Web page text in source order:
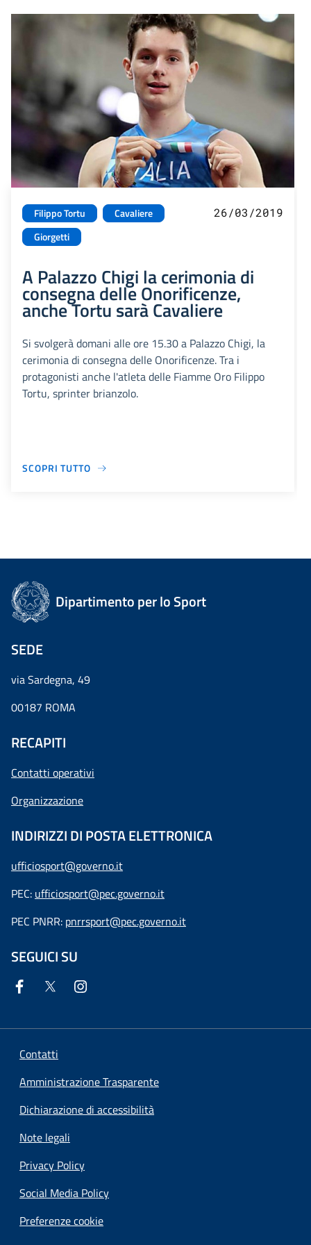
Filippo Tortu
Cavaliere
Giorgetti
26/03/2019
A Palazzo Chigi la cerimonia di
consegna delle Onorificenze,
anche Tortu sarà Cavaliere
Si svolgerà domani alle ore 15.30 a Palazzo Chigi, la
cerimonia di consegna delle Onorificenze. Tra i
protagonisti anche l'atleta delle Fiamme Oro Filippo
Tortu, sprinter brianzolo.
SCOPRI TUTTO
Dipartimento per lo Sport
SEDE
via Sardegna, 49
00187 ROMA
RECAPITI
Contatti operativi
Organizzazione
INDIRIZZI DI POSTA ELETTRONICA
ufficiosport@governo.it
PEC: ufficiosport@pec.governo.it
PEC PNRR: pnrrsport@pec.governo.it
SEGUICI SU
Contatti
Amministrazione Trasparente
Dichiarazione di accessibilità
Note legali
Privacy Policy
Social Media Policy
Preferenze cookie